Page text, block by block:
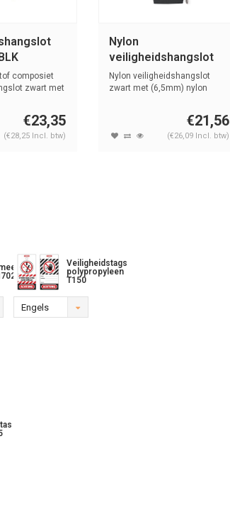
composiet
zwart met
€23,35
(€28,25 Incl. btw)
Nylon
veiligheidshangslot
zwart 813595
Nylon veiligheidshangslot
zwart met (6,5mm) nylon
€21,56
(€26,09 Incl. btw)
Veiligheidstags
polypropyleen
T150
Engels